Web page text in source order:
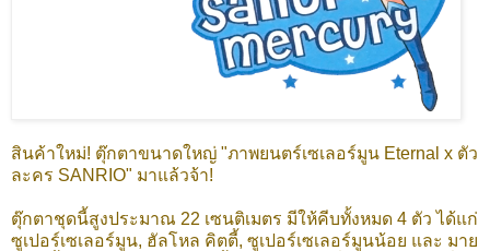
สินค้าใหม่! ตุ๊กตาขนาดใหญ่ "ภาพยนตร์เซเลอร์มูน Eternal x ตัว
ละคร SANRIO" มาแล้วจ้า!
ตุ๊กตาชุดนี้สูงประมาณ 22 เซนติเมตร มีให้คีบทั้งหมด 4 ตัว ได้แก่
ซูเปอร์เซเลอร์มูน, ฮัลโหล คิตตี้, ซูเปอร์เซเลอร์มูนน้อย และ มาย